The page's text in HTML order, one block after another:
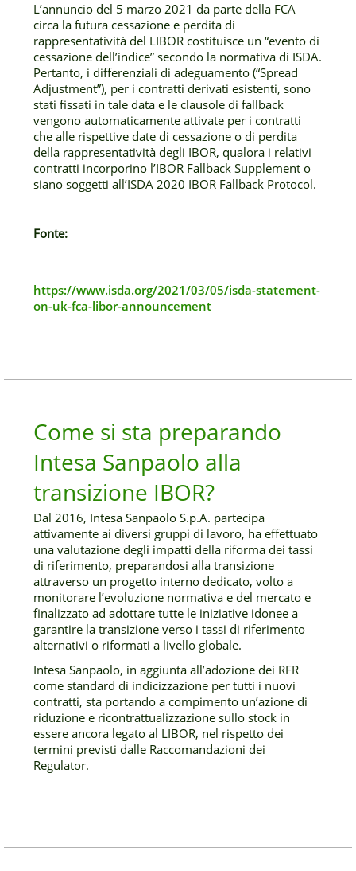
L’annuncio del 5 marzo 2021 da parte della FCA
circa la futura cessazione e perdita di
rappresentatività del LIBOR costituisce un “evento di
cessazione dell’indice” secondo la normativa di ISDA.
Pertanto, i differenziali di adeguamento (“Spread
Adjustment”), per i contratti derivati esistenti, sono
stati fissati in tale data e le clausole di fallback
vengono automaticamente attivate per i contratti
che alle rispettive date di cessazione o di perdita
della rappresentatività degli IBOR, qualora i relativi
contratti incorporino l’IBOR Fallback Supplement o
siano soggetti all’ISDA 2020 IBOR Fallback Protocol.
Fonte:
https://www.isda.org/2021/03/05/isda-statement-
on-uk-fca-libor-announcement
Come si sta preparando
Intesa Sanpaolo alla
transizione IBOR?
Dal 2016, Intesa Sanpaolo S.p.A. partecipa
attivamente ai diversi gruppi di lavoro, ha effettuato
una valutazione degli impatti della riforma dei tassi
di riferimento, preparandosi alla transizione
attraverso un progetto interno dedicato, volto a
monitorare l’evoluzione normativa e del mercato e
finalizzato ad adottare tutte le iniziative idonee a
garantire la transizione verso i tassi di riferimento
alternativi o riformati a livello globale.
Intesa Sanpaolo, in aggiunta all’adozione dei RFR
come standard di indicizzazione per tutti i nuovi
contratti, sta portando a compimento un’azione di
riduzione e ricontrattualizzazione sullo stock in
essere ancora legato al LIBOR, nel rispetto dei
termini previsti dalle Raccomandazioni dei
Regulator.